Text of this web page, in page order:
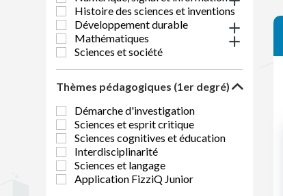
Histoire des sciences et inventions
Développement durable
Mathématiques
Sciences et société
Thèmes pédagogiques (1er degré)
Démarche d'investigation
Sciences et esprit critique
Sciences cognitives et éducation
Interdisciplinarité
Sciences et langage
Application FizziQ Junior